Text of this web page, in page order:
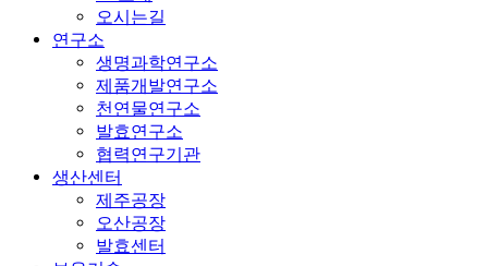
오시는길
연구소
생명과학연구소
제품개발연구소
천연물연구소
발효연구소
협력연구기관
생산센터
제주공장
오산공장
발효센터